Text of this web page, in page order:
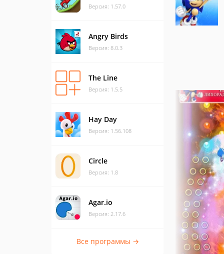
Версия: 1.57.0
Angry Birds
Версия: 8.0.3
The Line
Версия: 1.5.5
Hay Day
Версия: 1.56.108
Circle
Версия: 1.8
Agar.io
Версия: 2.17.6
Все программы →